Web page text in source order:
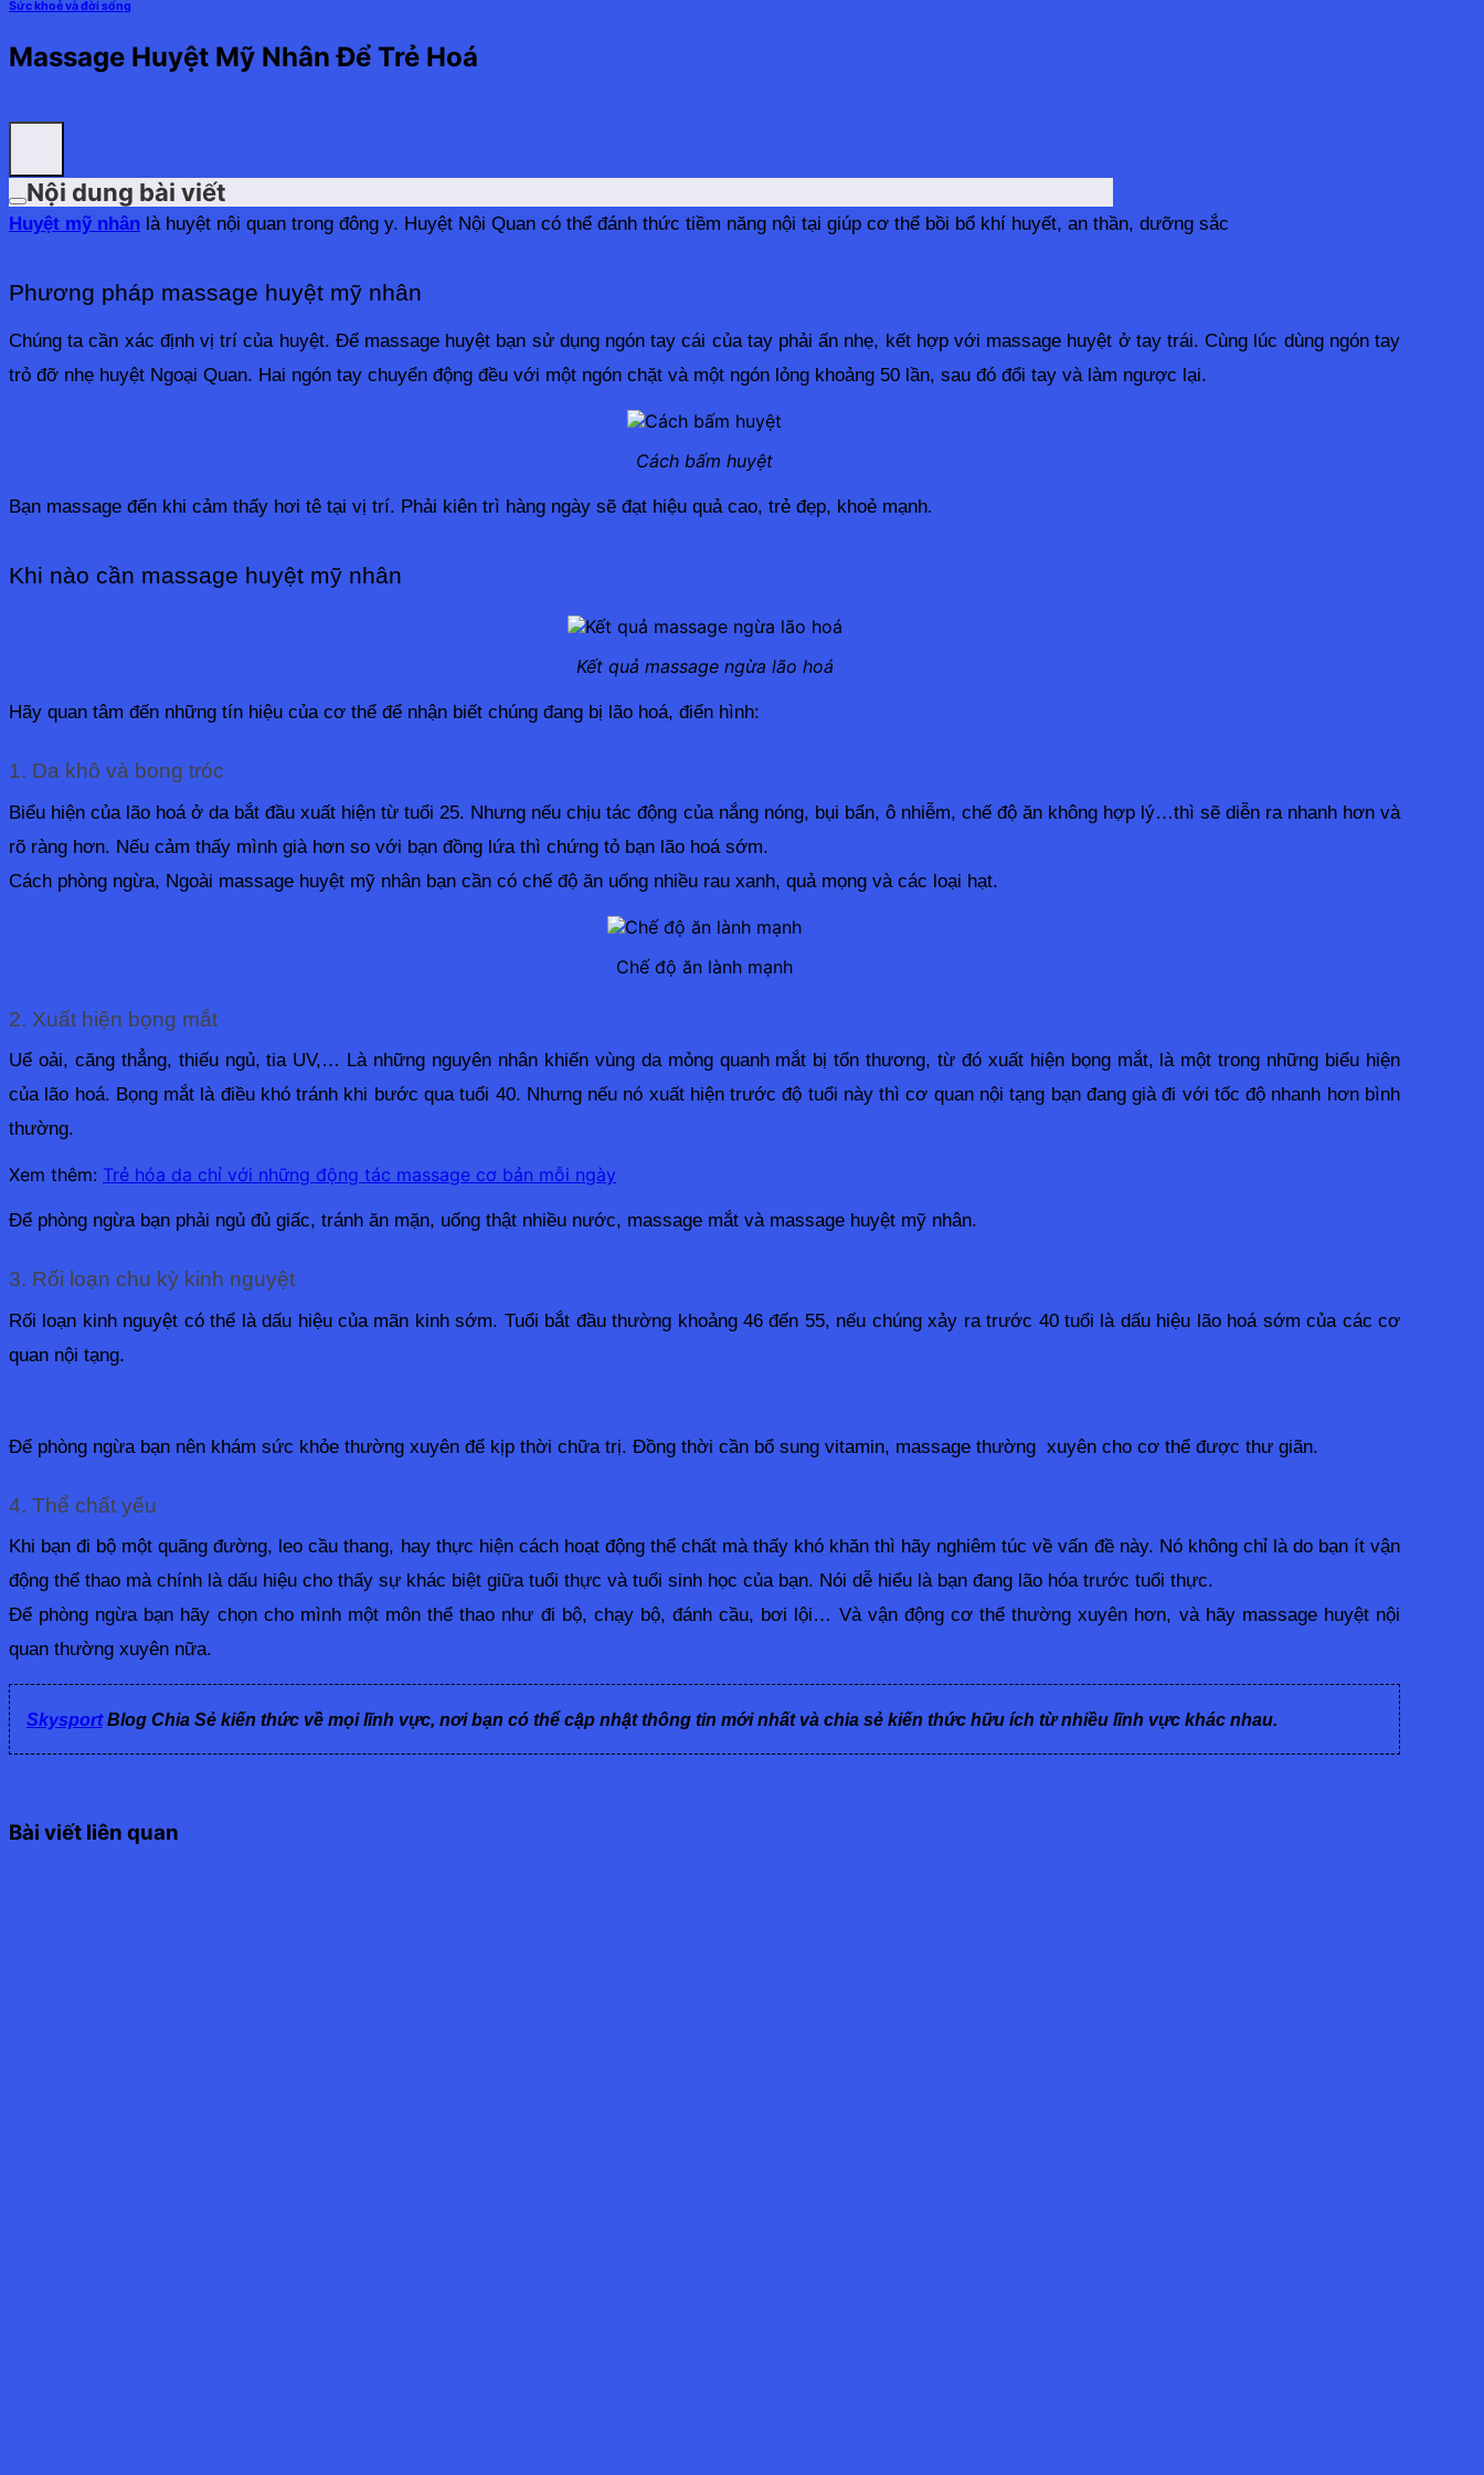
Sức khoẻ và đời sống
Massage Huyệt Mỹ Nhân Để Trẻ Hoá
Nội dung bài viết
Huyệt mỹ nhân là huyệt nội quan trong đông y. Huyệt Nội Quan có thể đánh thức tiềm năng nội tại giúp cơ thể bồi bổ khí huyết, an thần, dưỡng sắc
Phương pháp massage huyệt mỹ nhân
Chúng ta cần xác định vị trí của huyệt. Để massage huyệt bạn sử dụng ngón tay cái của tay phải ấn nhẹ, kết hợp với massage huyệt ở tay trái. Cùng lúc dùng ngón tay
trỏ đỡ nhẹ huyệt Ngoại Quan. Hai ngón tay chuyển động đều với một ngón chặt và một ngón lỏng khoảng 50 lần, sau đó đổi tay và làm ngược lại.
Cách bấm huyệt
Bạn massage đến khi cảm thấy hơi tê tại vị trí. Phải kiên trì hàng ngày sẽ đạt hiệu quả cao, trẻ đẹp, khoẻ mạnh.
Khi nào cần massage huyệt mỹ nhân
Kết quả massage ngừa lão hoá
Hãy quan tâm đến những tín hiệu của cơ thể để nhận biết chúng đang bị lão hoá, điển hình:
1. Da khô và bong tróc
Biểu hiện của lão hoá ở da bắt đầu xuất hiện từ tuổi 25. Nhưng nếu chịu tác động của nắng nóng, bụi bẩn, ô nhiễm, chế độ ăn không hợp lý…thì sẽ diễn ra nhanh hơn và
rõ ràng hơn. Nếu cảm thấy mình già hơn so với bạn đồng lứa thì chứng tỏ bạn lão hoá sớm.
Cách phòng ngừa, Ngoài massage huyệt mỹ nhân bạn cần có chế độ ăn uống nhiều rau xanh, quả mọng và các loại hạt.
Chế độ ăn lành mạnh
2. Xuất hiện bọng mắt
Uể oải, căng thẳng, thiếu ngủ, tia UV,… Là những nguyên nhân khiến vùng da mỏng quanh mắt bị tổn thương, từ đó xuất hiện bọng mắt, là một trong những biểu hiện
của lão hoá. Bọng mắt là điều khó tránh khi bước qua tuổi 40. Nhưng nếu nó xuất hiện trước độ tuổi này thì cơ quan nội tạng bạn đang già đi với tốc độ nhanh hơn bình
thường.
Xem thêm: Trẻ hóa da chỉ với những động tác massage cơ bản mỗi ngày
Để phòng ngừa bạn phải ngủ đủ giấc, tránh ăn mặn, uống thật nhiều nước, massage mắt và massage huyệt mỹ nhân.
3. Rối loạn chu kỳ kinh nguyệt
Rối loạn kinh nguyệt có thể là dấu hiệu của mãn kinh sớm. Tuổi bắt đầu thường khoảng 46 đến 55, nếu chúng xảy ra trước 40 tuổi là dấu hiệu lão hoá sớm của các cơ
quan nội tạng.
Để phòng ngừa bạn nên khám sức khỏe thường xuyên để kịp thời chữa trị. Đồng thời cần bổ sung vitamin, massage thường  xuyên cho cơ thể được thư giãn.
4. Thể chất yếu
Khi bạn đi bộ một quãng đường, leo cầu thang, hay thực hiện cách hoạt động thể chất mà thấy khó khăn thì hãy nghiêm túc về vấn đề này. Nó không chỉ là do bạn ít vận
động thể thao mà chính là dấu hiệu cho thấy sự khác biệt giữa tuổi thực và tuổi sinh học của bạn. Nói dễ hiểu là bạn đang lão hóa trước tuổi thực.
Để phòng ngừa bạn hãy chọn cho mình một môn thể thao như đi bộ, chạy bộ, đánh cầu, bơi lội… Và vận động cơ thể thường xuyên hơn, và hãy massage huyệt nội
quan thường xuyên nữa.
SkysportBlog Chia Sẻ kiến thức về mọi lĩnh vực, nơi bạn có thể cập nhật thông tin mới nhất và chia sẻ kiến thức hữu ích từ nhiều lĩnh vực khác nhau.
Bài viết liên quan